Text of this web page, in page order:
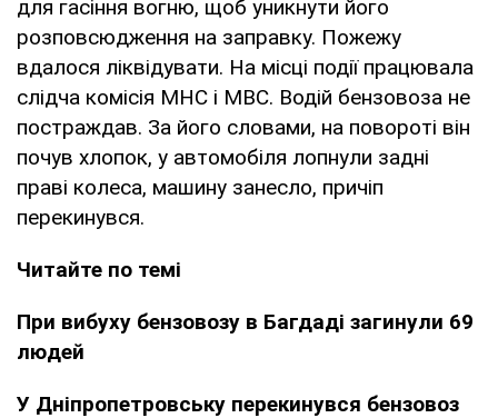
для гасіння вогню, щоб уникнути його
розповсюдження на заправку. Пожежу
вдалося ліквідувати. На місці події працювала
слідча комісія МНС і МВС. Водій бензовоза не
постраждав. За його словами, на повороті він
почув хлопок, у автомобіля лопнули задні
праві колеса, машину занесло, причіп
перекинувся.
Читайте по темі
При вибуху бензовозу в Багдаді загинули 69
людей
У Дніпропетровську перекинувся бензовоз